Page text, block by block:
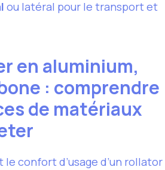
ou latéral pour le transport et
en aluminium,
: comprendre
de matériaux
confort d’usage d’un rollator